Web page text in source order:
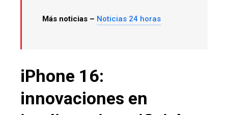
Más noticias – Noticias 24 horas
iPhone 16:
innovaciones en